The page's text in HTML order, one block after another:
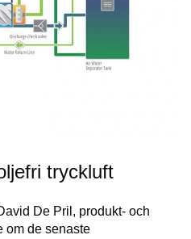
tryckluft
De Pril, produkt- och
om de senaste